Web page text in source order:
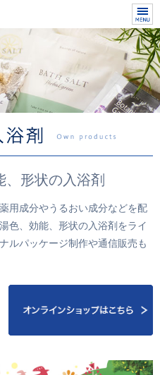
、形状の入浴剤
用成分やうるおい成分などを配
色、効能、形状の入浴剤をライ
ルパッケージ制作や通信販売も